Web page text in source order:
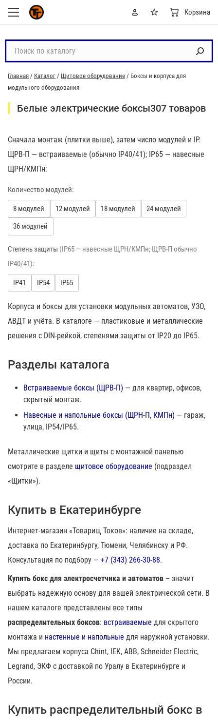
Корзина
с
к
п
о
а
т
л
о
г
Главная / Каталог / Щитовое оборудование / Боксы и корпуса для
модульного оборудования
Белые электрические боксы307 товаров
Сначала монтаж (плитки выше), затем число модулей и IP.
ЩРВ-П — встраиваемые (обычно IP40/41); IP65 — навесные
ЩРН/КМПн:
Количество модулей:
8 модулей 12 модулей 18 модулей 24 модулей
36 модулей
Степень защиты (IP65 — навесные ЩРН/КМПн; ЩРВ-П обычно
IP40/41):
IP41 IP54 IP65
Корпуса и боксы для установки модульных автоматов, УЗО,
АВДТ и учёта. В каталоге — пластиковые и металлические
решения с DIN-рейкой, степенями защиты от IP20 до IP65.
Разделы каталога
Встраиваемые боксы (ЩРВ-П) — для квартир, офисов,
скрытый монтаж.
Навесные и напольные боксы (ЩРН-П, КМПн) — гараж,
улица, IP54/IP65.
Металлические щитки и щиты с монтажной панелью
смотрите в разделе щитовое оборудование (подраздел
«Щитки»).
Купить в Екатеринбурге
Интернет-магазин «Товарищ Токов»: наличие на складе,
доставка по Екатеринбургу, Тюмени, Челябинску и РФ.
Консультация по подбору — +7 (343) 266-30-88.
Купить бокс для электросчетчика и автоматов – значит
выбрать надежную основу для вашей электрической сети. В
нашем каталоге представлены все типы
распределительных боксов: встраиваемые для скрытого
монтажа и настенные и напольные для наружной установки.
Мы предлагаем корпуса Chint, IEK, ABB, Schneider Electric,
Legrand, ЭКФ с доставкой по Уралу в Екатеринбурге и
России.
Купить распределительный бокс в